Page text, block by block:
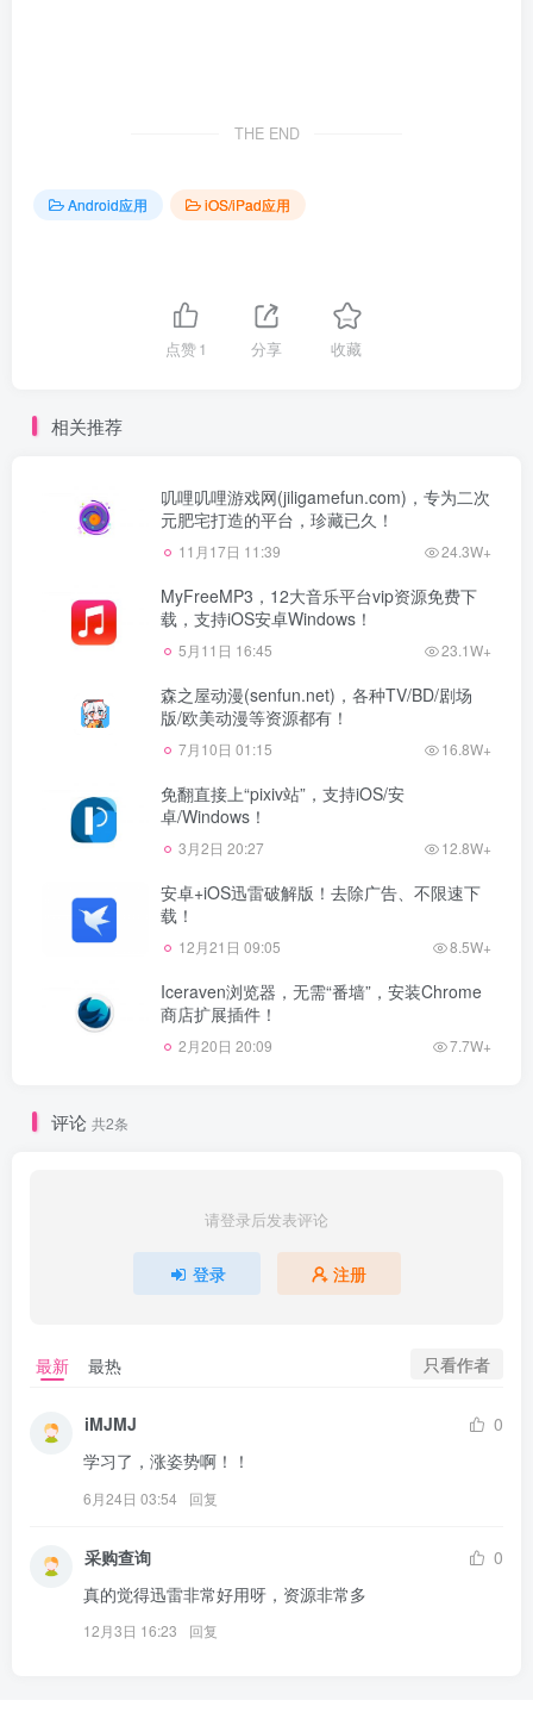
THE END
Android应用 iOS/iPad应用
点赞1 分享 收藏
相关推荐
叽哩叽哩游戏网(jiligamefun.com)，专为二次
元肥宅打造的平台，珍藏已久！
11月17日 11:39 24.3W+
MyFreeMP3，12大音乐平台vip资源免费下
载，支持iOS安卓Windows！
5月11日 16:45 23.1W+
森之屋动漫(senfun.net)，各种TV/BD/剧场
版/欧美动漫等资源都有！
7月10日 01:15 16.8W+
免翻直接上“pixiv站”，支持iOS/安
卓/Windows！
3月2日 20:27 12.8W+
安卓+iOS迅雷破解版！去除广告、不限速下
载！
12月21日 09:05 8.5W+
Iceraven浏览器，无需“番墙”，安装Chrome
商店扩展插件！
2月20日 20:09 7.7W+
评论 共2条
请登录后发表评论
登录 注册
最新 最热 只看作者
iMJMJ
0
学习了，涨姿势啊！！
6月24日 03:54 回复
采购查询
0
真的觉得迅雷非常好用呀，资源非常多
12月3日 16:23 回复